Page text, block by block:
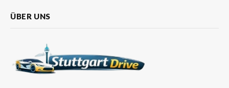
ÜBER UNS